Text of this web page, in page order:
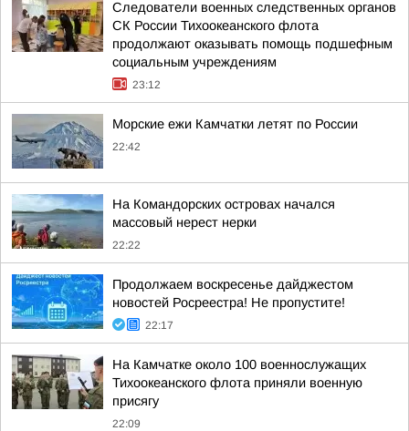
Следователи военных следственных органов
СК России Тихоокеанского флота
продолжают оказывать помощь подшефным
социальным учреждениям
23:12
Морские ежи Камчатки летят по России
22:42
На Командорских островах начался
массовый нерест нерки
22:22
Продолжаем воскресенье дайджестом
новостей Росреестра! Не пропустите!
22:17
На Камчатке около 100 военнослужащих
Тихоокеанского флота приняли военную
присягу
22:09